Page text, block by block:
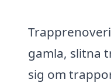
gamla, slitna
sig om